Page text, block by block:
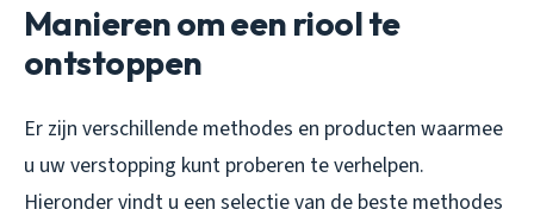
Manieren om een riool te
ontstoppen
Er zijn verschillende methodes en producten waarmee
u uw verstopping kunt proberen te verhelpen.
Hieronder vindt u een selectie van de beste methodes